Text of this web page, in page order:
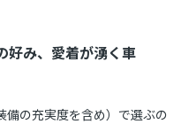
好み、愛着が湧く車
備の充実度を含め）で選ぶの